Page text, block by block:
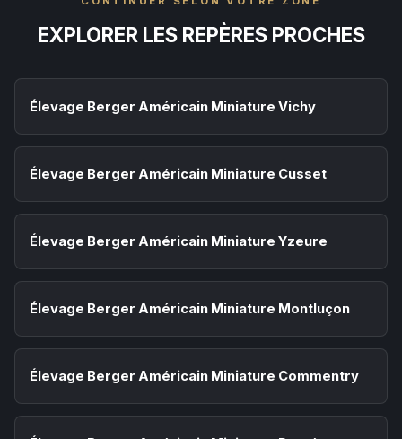
EXPLORER LES REPÈRES PROCHES
Élevage Berger Américain Miniature Vichy
Élevage Berger Américain Miniature Cusset
Élevage Berger Américain Miniature Yzeure
Élevage Berger Américain Miniature Montluçon
Élevage Berger Américain Miniature Commentry